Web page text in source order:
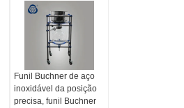
Funil Buchner de aço
inoxidável da posição
precisa, funil Buchner